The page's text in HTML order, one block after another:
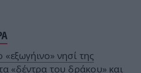
νησί της
«δέντρα του δράκου» και